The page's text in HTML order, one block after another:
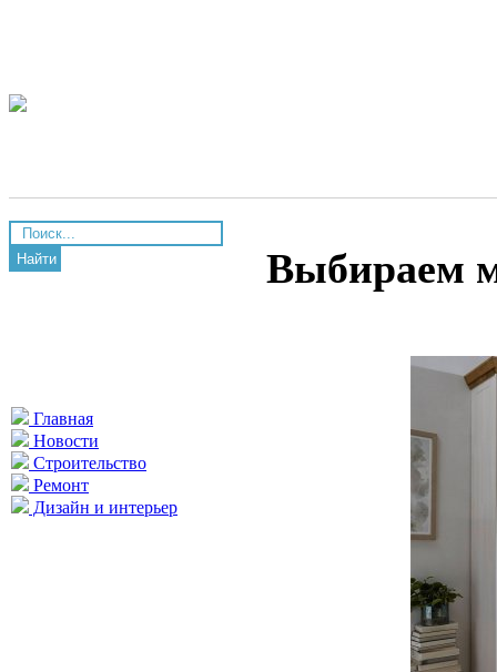
Найти
Главная
Новости
Строительство
Ремонт
Дизайн и интерьер
Выбираем